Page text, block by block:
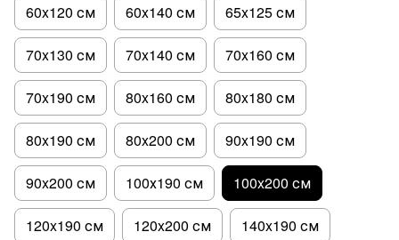
60x120 см 60x140 см 65x125 см
70x130 см 70x140 см 70x160 см
70x190 см 80x160 см 80x180 см
80x190 см 80x200 см 90x190 см
90x200 см 100х190 см 100x200 см
120x190 см 120x200 см 140x190 см